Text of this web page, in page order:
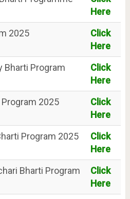
Here
2025
Click
Here
Bharti Program
Click
Here
2025
Click
Here
Program 2025
Click
Here
Bharti Program
Click
Here